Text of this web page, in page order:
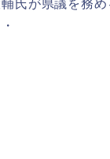
氏が県議を務